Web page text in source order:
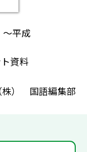
～平成
資料
株） 国語編集部